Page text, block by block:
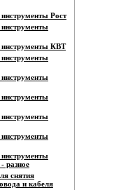
Рост
КВТ
снятия
и кабеля